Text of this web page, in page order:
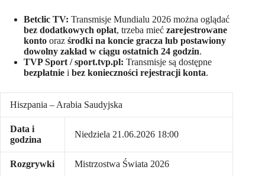
Betclic TV: Transmisje Mundialu 2026 można oglądać
bez dodatkowych opłat, trzeba mieć zarejestrowane
konto oraz środki na koncie gracza lub postawiony
dowolny zakład w ciągu ostatnich 24 godzin.
TVP Sport / sport.tvp.pl: Transmisje są dostępne
bezpłatnie i bez konieczności rejestracji konta.
Hiszpania – Arabia Saudyjska
Data i
godzina
Niedziela 21.06.2026 18:00
Rozgrywki Mistrzostwa Świata 2026